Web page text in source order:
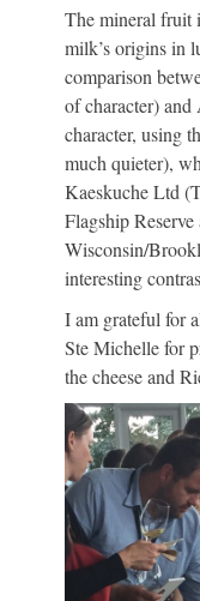
The mineral fruit
milk’s origins in
comparison
of character)
character, using
much quieter),
Kaeskuche Ltd
Flagship
Wisconsin/
interesting
I am grateful for
Ste Michelle for
the cheese and